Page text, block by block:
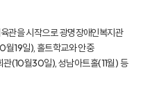
관을 시작으로 광명장애인복지관
월19일), 홀트학교와 안중
(10월30일), 성남아트홀(11월) 등